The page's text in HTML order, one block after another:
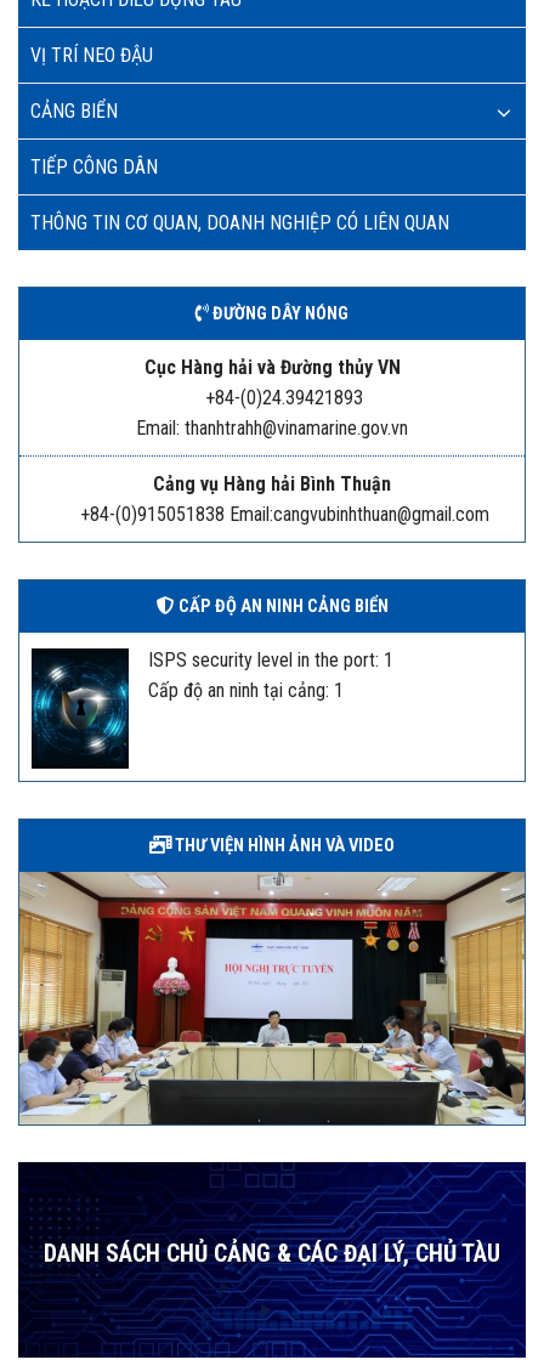
VỊ TRÍ NEO ĐẬU
CẢNG BIỂN
TIẾP CÔNG DÂN
THÔNG TIN CƠ QUAN, DOANH NGHIỆP CÓ LIÊN QUAN
ĐƯỜNG DÂY NÓNG
Cục Hàng hải và Đường thủy VN
+84-(0)24.39421893
Email: thanhtrahh@vinamarine.gov.vn
Cảng vụ Hàng hải Bình Thuận
+84-(0)915051838 Email:cangvubinhthuan@gmail.com
CẤP ĐỘ AN NINH CẢNG BIỂN
ISPS security level in the port: 1
Cấp độ an ninh tại cảng: 1
THƯ VIỆN HÌNH ẢNH VÀ VIDEO
DANH SÁCH CHỦ CẢNG & CÁC ĐẠI LÝ, CHỦ TÀU